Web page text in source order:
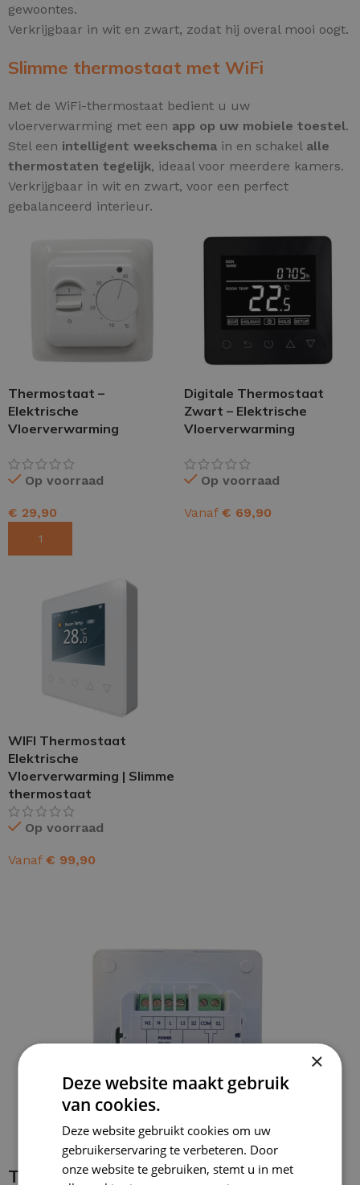
gewoontes.
Verkrijgbaar in wit en zwart, zodat hij overal mooi oogt.
Slimme thermostaat met WiFi
Met de WiFi-thermostaat bedient u uw
vloerverwarming met een app op uw mobiele toestel.
Stel een intelligent weekschema in en schakel alle
thermostaten tegelijk, ideaal voor meerdere kamers.
Verkrijgbaar in wit en zwart, voor een perfect
gebalanceerd interieur.
Thermostaat –
Elektrische
Vloerverwarming
Op voorraad
€ 29,90
Digitale Thermostaat
Zwart – Elektrische
Vloerverwarming
Op voorraad
Vanaf € 69,90
WIFI Thermostaat
Elektrische
Vloerverwarming | Slimme
thermostaat
Op voorraad
Vanaf € 99,90
Thermostaat installeren
×
Deze website maakt gebruik
van cookies.
Deze website gebruikt cookies om uw
gebruikerservaring te verbeteren. Door
onze website te gebruiken, stemt u in met